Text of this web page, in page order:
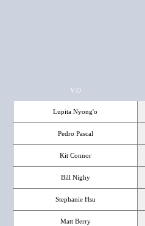
V.O
Lupita Nyong'o
Pedro Pascal
Kit Connor
Bill Nighy
Stephanie Hsu
Matt Berry